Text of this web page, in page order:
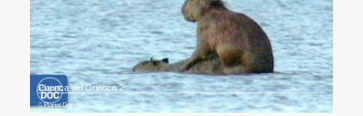
Cuenca del Orinoco 2
Planet Doc